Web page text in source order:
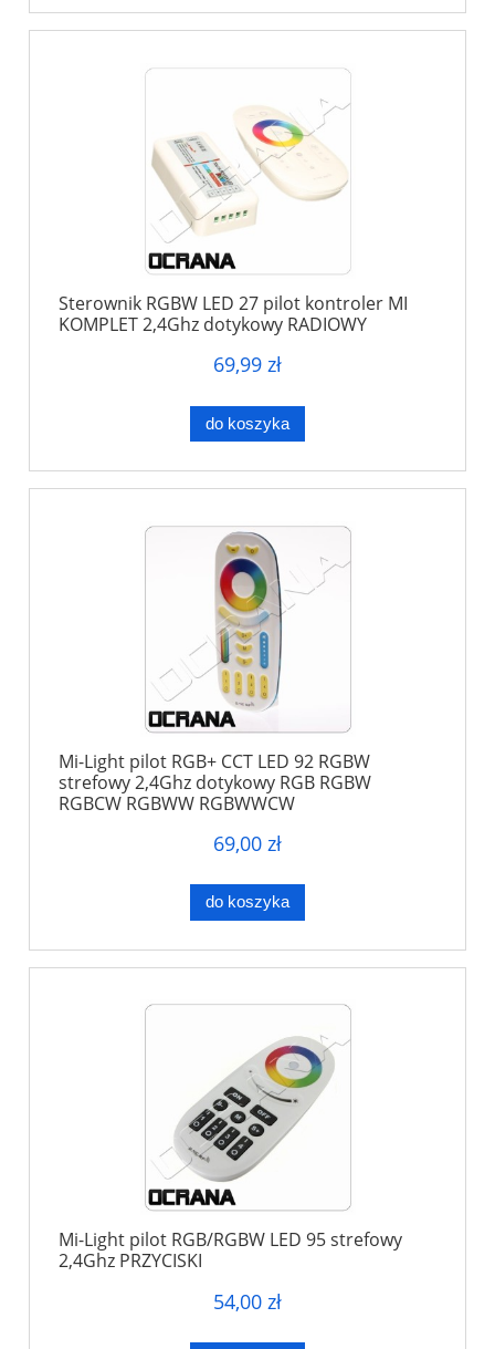
Sterownik RGBW LED 27 pilot kontroler MI
KOMPLET 2,4Ghz dotykowy RADIOWY
69,99 zł
do koszyka
Mi-Light pilot RGB+ CCT LED 92 RGBW
strefowy 2,4Ghz dotykowy RGB RGBW
RGBCW RGBWW RGBWWCW
69,00 zł
do koszyka
Mi-Light pilot RGB/RGBW LED 95 strefowy
2,4Ghz PRZYCISKI
54,00 zł